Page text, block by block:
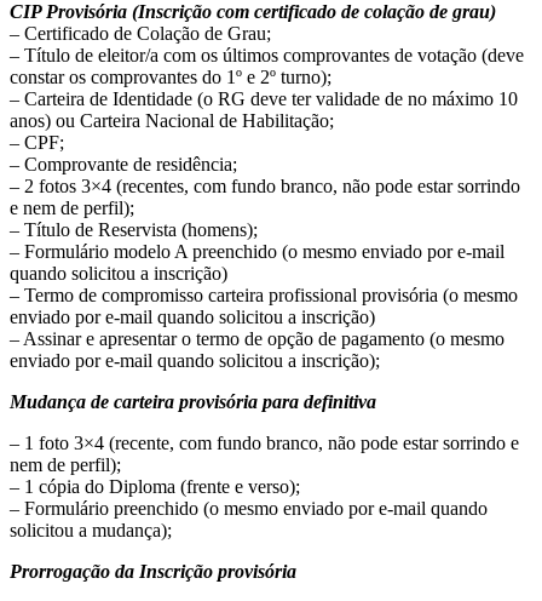
CIP Provisória (Inscrição com certificado de colação de grau)
– Certificado de Colação de Grau;
– Título de eleitor/a com os últimos comprovantes de votação (deve
constar os comprovantes do 1º e 2º turno);
– Carteira de Identidade (o RG deve ter validade de no máximo 10
anos) ou Carteira Nacional de Habilitação;
– CPF;
– Comprovante de residência;
– 2 fotos 3×4 (recentes, com fundo branco, não pode estar sorrindo
e nem de perfil);
– Título de Reservista (homens);
– Formulário modelo A preenchido (o mesmo enviado por e-mail
quando solicitou a inscrição)
– Termo de compromisso carteira profissional provisória (o mesmo
enviado por e-mail quando solicitou a inscrição)
– Assinar e apresentar o termo de opção de pagamento (o mesmo
enviado por e-mail quando solicitou a inscrição);
Mudança de carteira provisória para definitiva
– 1 foto 3×4 (recente, com fundo branco, não pode estar sorrindo e
nem de perfil);
– 1 cópia do Diploma (frente e verso);
– Formulário preenchido (o mesmo enviado por e-mail quando
solicitou a mudança);
Prorrogação da Inscrição provisória